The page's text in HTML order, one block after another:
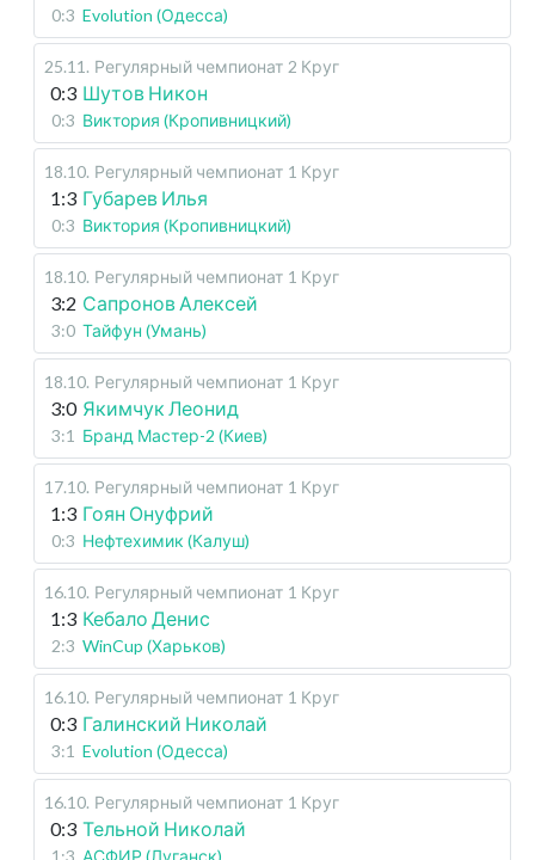
0:3 Evolution (Одесса)
25.11 . Регулярный чемпионат 2 Круг
0:3 Шутов Никон
0:3 Виктория (Кропивницкий)
18.10. Регулярный чемпионат 1 Круг
1:3 Губарев Илья
0:3 Виктория (Кропивницкий)
18.10. Регулярный чемпионат 1 Круг
3:2 Сапронов Алексей
3:0 Тайфун (Умань)
18.10. Регулярный чемпионат 1 Круг
3:0 Якимчук Леонид
3:1 Бранд Мастер-2 (Киев)
17.10. Регулярный чемпионат 1 Круг
1:3 Гоян Онуфрий
0:3 Нефтехимик (Калуш)
16.10. Регулярный чемпионат 1 Круг
1:3 Кебало Денис
2:3 WinCup (Харьков)
16.10. Регулярный чемпионат 1 Круг
0:3 Галинский Николай
3:1 Evolution (Одесса)
16.10. Регулярный чемпионат 1 Круг
0:3 Тельной Николай
1:3 АСФИР (Луганск)